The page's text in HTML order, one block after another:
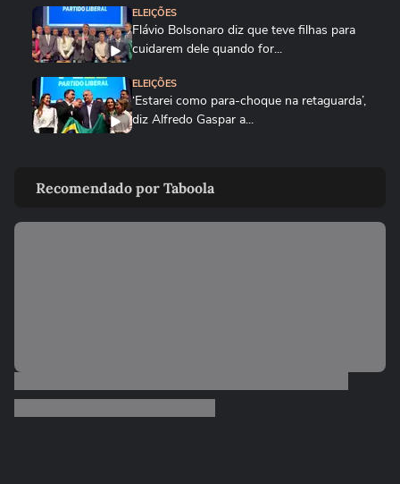
ELEIÇÕES
Flávio Bolsonaro diz que teve filhas para
cuidarem dele quando for...
ELEIÇÕES
‘Estarei como para-choque na retaguarda’,
diz Alfredo Gaspar a...
anuncia Alfredo Gaspar como...
ELEIÇÕES
parlamentares, mas que...
Recomendado por Taboola